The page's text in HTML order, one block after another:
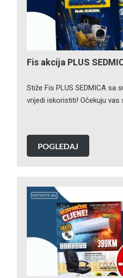
Fis akcija PLUS
Stiže Fis PLUS SEDMICA sa
vrijedi iskoristiti! Očekuju vas
POGLEDAJ